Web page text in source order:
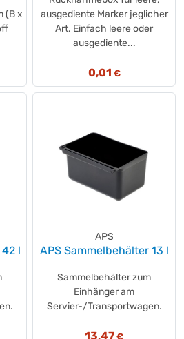
(B x
ausgediente Marker jeglicher
Art. Einfach leere oder
ausgediente...
0,01 €
l
APS
APS Sammelbehälter 13 l
Sammelbehälter zum
Einhänger am
Servier-/Transportwagen.
13,47 €